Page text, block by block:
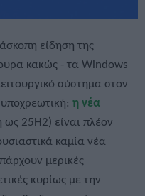
είδηση της
κακώς - τα Windows
σύστημα στον
υποχρεωτική: η νέα
ως 25H2) είναι πλέον
καμία νέα
μερικές
κυρίως με την